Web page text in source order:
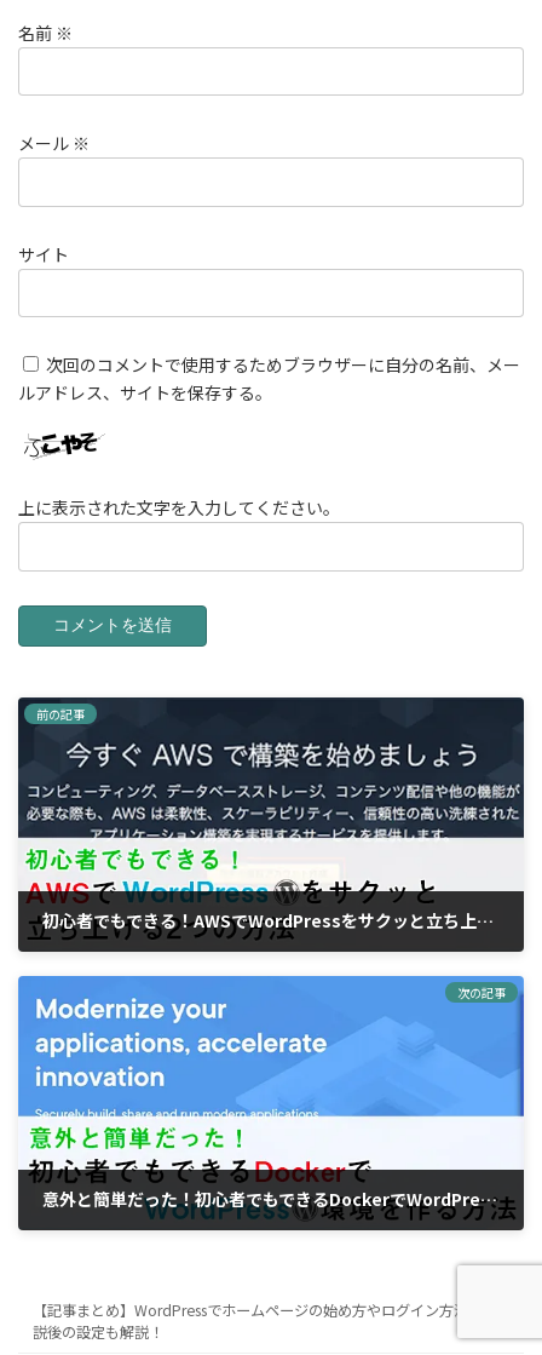
名前 ※
メール ※
サイト
次回のコメントで使用するためブラウザーに自分の名前、メー
ルアドレス、サイトを保存する。
上に表示された文字を入力してください。
前の記事
初心者でもできる！AWSでWordPressをサクッと立ち上げる2つの方法
次の記事
意外と簡単だった！初心者でもできるDockerでWordPress環境を作る方法
【記事まとめ】WordPressでホームページの始め方やログイン方法など解
説後の設定も解説！